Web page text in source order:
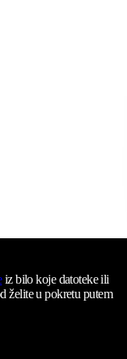
iz bilo koje datoteke ili
želite u pokretu putem